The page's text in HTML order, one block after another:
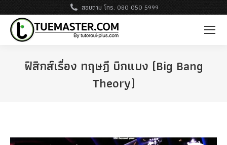
สอบถาม โทร. 080 050 5999
ฟิสิกส์เรื่อง ทฤษฎี บิกแบง (Big Bang
Theory)